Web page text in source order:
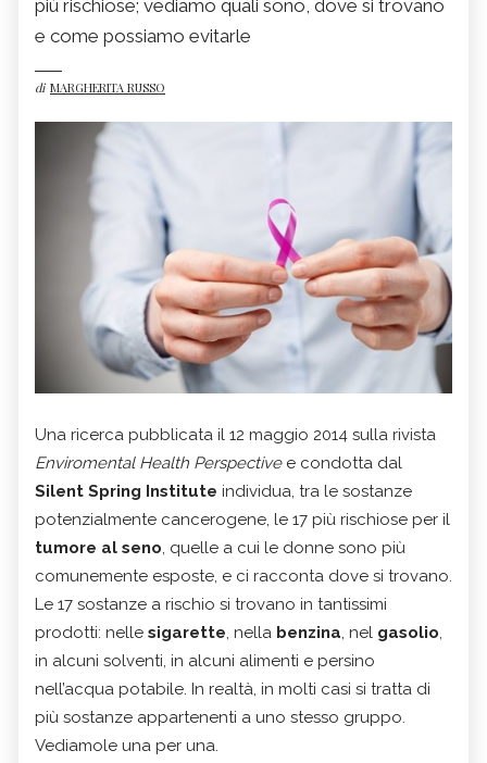
più rischiose; vediamo quali sono, dove si trovano
e come possiamo evitarle
di MARGHERITA RUSSO
Una ricerca pubblicata il 12 maggio 2014 sulla rivista
Enviromental Health Perspectivee condotta dal
Silent Spring Institute individua, tra le sostanze
potenzialmente cancerogene, le 17 più rischiose per il
tumore al seno, quelle a cui le donne sono più
comunemente esposte, e ci racconta dove si trovano.
Le 17 sostanze a rischio si trovano in tantissimi
prodotti: nelle sigarette, nella benzina, nel gasolio,
in alcuni solventi, in alcuni alimenti e persino
nell’acqua potabile. In realtà, in molti casi si tratta di
più sostanze appartenenti a uno stesso gruppo.
Vediamole una per una.